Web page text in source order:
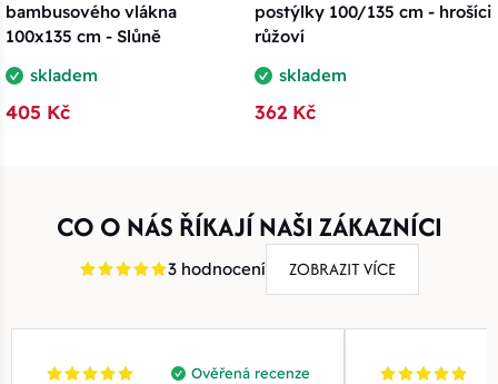
bambusového vlákna
100x135 cm - Slůně
skladem
405 Kč
postýlky 100/135 cm - hrošíci
růžoví
skladem
362 Kč
CO O NÁS ŘÍKAJÍ NAŠI ZÁKAZNÍCI
3 hodnocení ZOBRAZIT VÍCE
Ověřená recenze